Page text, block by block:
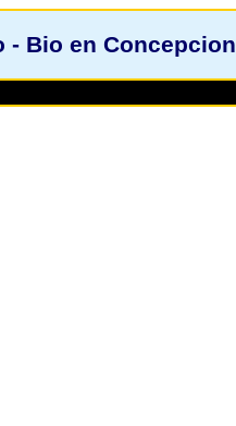
- Bio en Concepcion